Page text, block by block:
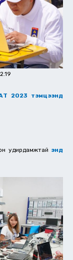
2023 тэмцээнд
удирдамжтай энд